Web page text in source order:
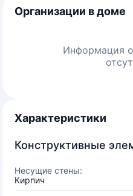
Организации в доме
Информация
Характеристики
Конструктивные
Несущие стены:
Кирпич